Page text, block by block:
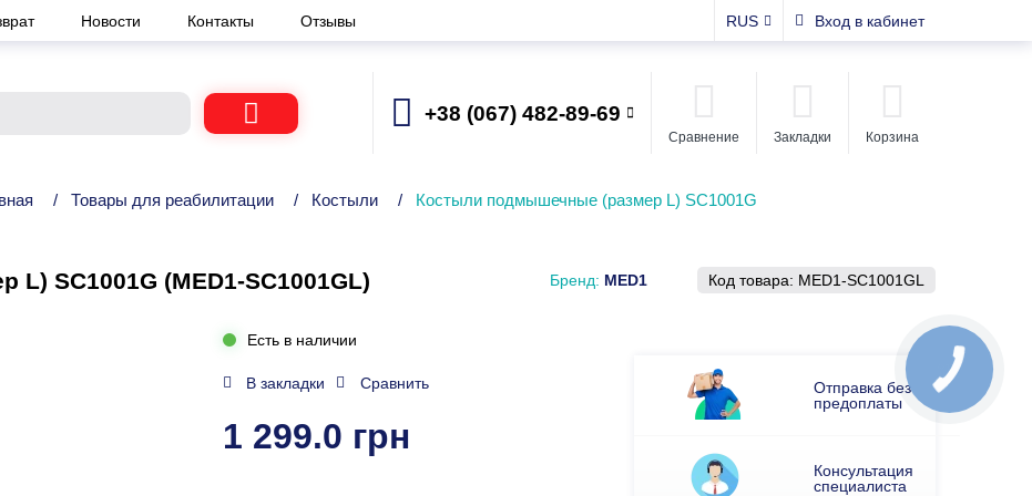
Новости Контакты Отзывы RUS Вход в кабинет
+38 (067) 482-89-69
Сравнение Закладки Корзина
/ Товары для реабилитации / Костыли / Костыли подмышечные (размер L) SC1001G
SC1001G (MED1-SC1001GL) Бренд: MED1 Код товара: MED1-SC1001GL
Есть в наличии
В закладки Сравнить
1 299.0 грн
Отправка без
предоплаты
Консультация
специалиста